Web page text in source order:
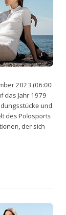
2023 (06:00
das Jahr 1979
und
des Polosports
der sich